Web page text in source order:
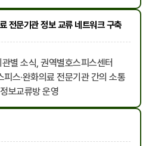
전문기관 정보 교류 네트워크 구축
별 소식, 권역별호스피스센터
스·완화의료 전문기관 간의 소통
보교류방 운영